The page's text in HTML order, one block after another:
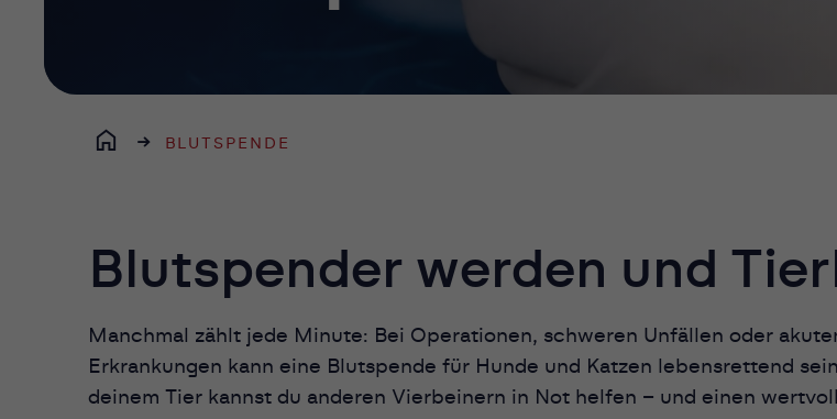
BLUTSPENDE
Blutspender werden und
Manchmal zählt jede Minute: Bei Operationen, schweren Unfällen oder
Erkrankungen kann eine Blutspende für Hunde und Katzen lebensrettend
deinem Tier kannst du anderen Vierbeinern in Not helfen – und einen